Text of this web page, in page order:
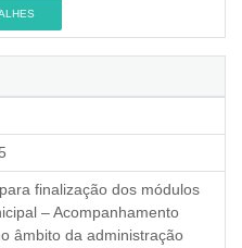
finalização dos módulos
– Acompanhamento
âmbito da administração